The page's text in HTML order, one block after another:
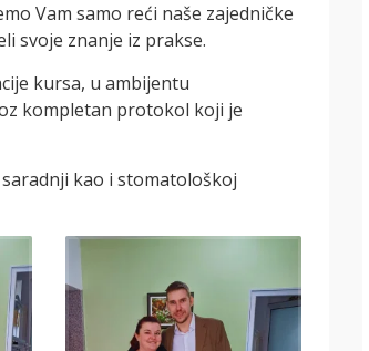
Vam samo reći naše zajedničke
svoje znanje iz prakse.
kursa, u ambijentu
kompletan protokol koji je
kao i stomatološkoj